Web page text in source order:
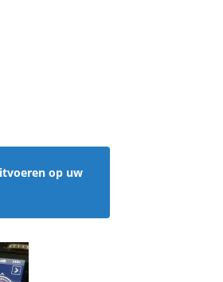
op uw